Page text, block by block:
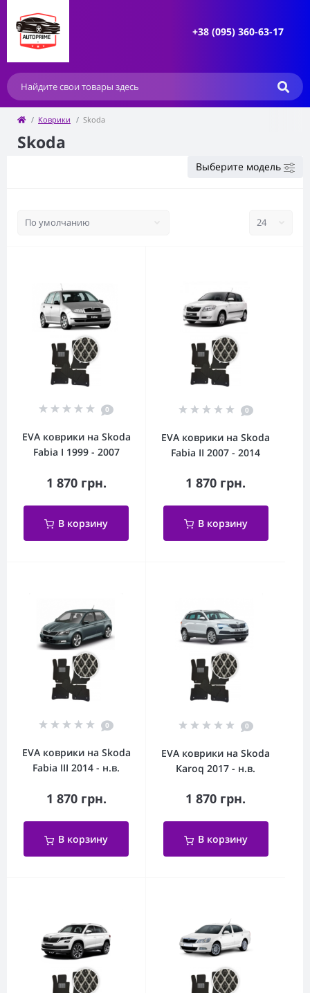
+38 (095) 360-63-17
Коврики Skoda
Skoda
Выберите модель
0
EVA коврики на Skoda
Fabia I 1999 - 2007
1 870 грн.
В корзину
0
EVA коврики на Skoda
Fabia II 2007 - 2014
1 870 грн.
В корзину
0
EVA коврики на Skoda
Fabia III 2014 - н.в.
1 870 грн.
В корзину
0
EVA коврики на Skoda
Karoq 2017 - н.в.
1 870 грн.
В корзину